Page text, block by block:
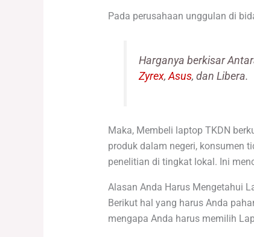
Pada perusahaan unggulan di
Harganya berkisar
Zyrex,Asus, dan Libera.
Maka, Membeli laptop TKDN
produk dalam negeri, konsumen
penelitian di tingkat lokal. Ini
Alasan Anda Harus Mengetahui
Berikut hal yang harus Anda
mengapa Anda harus memilih